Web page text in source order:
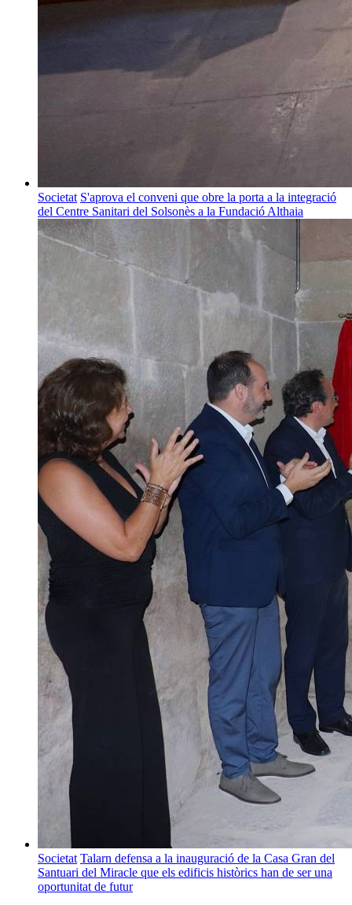
Societat S'aprova el conveni que obre la porta a la integració
del Centre Sanitari del Solsonès a la Fundació Althaia
Societat Talarn defensa a la inauguració de la Casa Gran del
Santuari del Miracle que els edificis històrics han de ser una
oportunitat de futur